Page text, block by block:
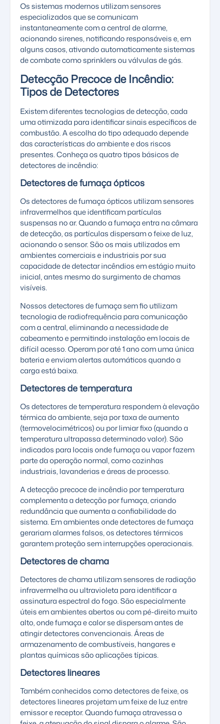
Os sistemas modernos utilizam sensores
especializados que se comunicam
instantaneamente com a central de alarme,
acionando sirenes, notificando responsáveis e, em
alguns casos, ativando automaticamente sistemas
de combate como sprinklers ou válvulas de gás.
Detecção Precoce de Incêndio:
Tipos de Detectores
Existem diferentes tecnologias de detecção, cada
uma otimizada para identificar sinais específicos de
combustão. A escolha do tipo adequado depende
das características do ambiente e dos riscos
presentes. Conheça os quatro tipos básicos de
detectores de incêndio:
Detectores de fumaça ópticos
Osdetectores de fumaçaópticos utilizam sensores
infravermelhos que identificam partículas
suspensas no ar. Quando a fumaça entra na câmara
de detecção, as partículas dispersam o feixe de luz,
acionando o sensor. São os mais utilizados em
ambientes comerciais e industriais por sua
capacidade de detectar incêndios em estágio muito
inicial, antes mesmo do surgimento de chamas
visíveis.
Nossos detectores de fumaça sem fio utilizam
tecnologia de radiofrequência para comunicação
com a central, eliminando a necessidade de
cabeamento e permitindo instalação em locais de
difícil acesso. Operam por até 1 ano com uma única
bateria e enviam alertas automáticos quando a
carga está baixa.
Detectores de temperatura
Os detectores de temperatura respondem à elevação
térmica do ambiente, seja por taxa de aumento
(termovelocimétricos) ou por limiar fixo (quando a
temperatura ultrapassa determinado valor). São
indicados para locais onde fumaça ou vapor fazem
parte da operação normal, como cozinhas
industriais, lavanderias e áreas de processo.
A detecção precoce de incêndio por temperatura
complementa a detecção por fumaça, criando
redundância que aumenta a confiabilidade do
sistema. Em ambientes onde detectores de fumaça
gerariam alarmes falsos, os detectores térmicos
garantem proteção sem interrupções operacionais.
Detectores de chama
Detectores de chama utilizam sensores de radiação
infravermelha ou ultravioleta para identificar a
assinatura espectral do fogo. São especialmente
úteis em ambientes abertos ou com pé-direito muito
alto, onde fumaça e calor se dispersam antes de
atingir detectores convencionais. Áreas de
armazenamento de combustíveis, hangares e
plantas químicas são aplicações típicas.
Detectores lineares
Também conhecidos como detectores de feixe, os
detectores lineares projetam um feixe de luz entre
emissor e receptor. Quando fumaça atravessa o